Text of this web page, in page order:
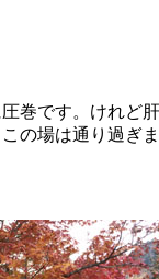
です。けれど
の場は通り過ぎま